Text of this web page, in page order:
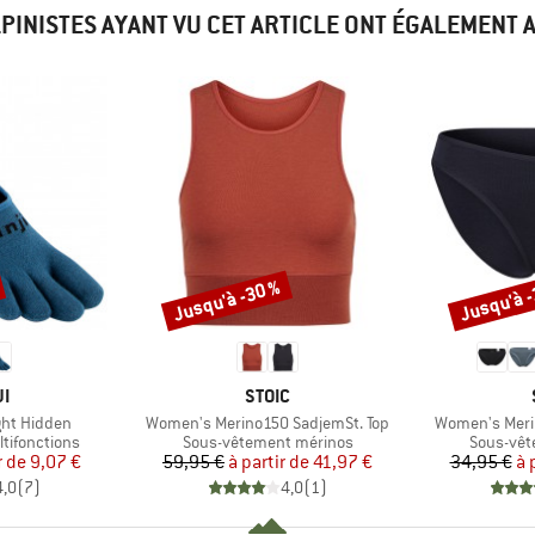
AYANT VU CET ARTICLE ONT ÉGALEMENT
Hidden
réduit
de 9,07 €
(7)
MARQUE
STOIC
Article
Women's Merino150 SadjemSt. Top
Product group
Sous-vêtement mérinos
Prix
59,95 € Prix réduit
à partir de41,97 €
4,0(1)
Remise
Jusqu'à -30 %
Article
Women's
Product
Sous-
34,95 € à
Remise
Jusqu'à